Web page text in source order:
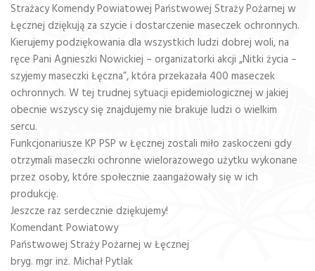
Strażacy Komendy Powiatowej Państwowej Straży Pożarnej w
Łęcznej dziękują za szycie i dostarczenie maseczek ochronnych.
Kierujemy podziękowania dla wszystkich ludzi dobrej woli, na
ręce Pani Agnieszki Nowickiej – organizatorki akcji „Nitki życia –
szyjemy maseczki Łęczna”, która przekazała 400 maseczek
ochronnych. W tej trudnej sytuacji epidemiologicznej w jakiej
obecnie wszyscy się znajdujemy nie brakuje ludzi o wielkim
sercu.
Funkcjonariusze KP PSP w Łęcznej zostali miło zaskoczeni gdy
otrzymali maseczki ochronne wielorazowego użytku wykonane
przez osoby, które społecznie zaangażowały się w ich
produkcję.
Jeszcze raz serdecznie dziękujemy!
Komendant Powiatowy
Państwowej Straży Pożarnej w Łęcznej
bryg. mgr inż. Michał Pytlak